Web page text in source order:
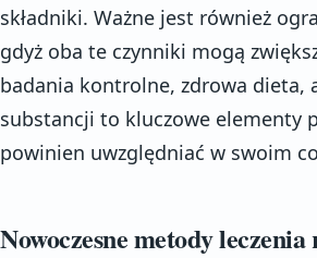
składniki. Ważne jest również
gdyż oba te czynniki mogą
badania kontrolne, zdrowa dieta,
substancji to kluczowe elementy
powinien uwzględniać w swoim
Nowoczesne metody